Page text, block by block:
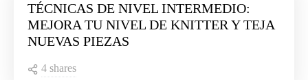
TÉCNICAS DE NIVEL INTERMEDIO:
MEJORA TU NIVEL DE KNITTER Y TEJA
NUEVAS PIEZAS
4 shares